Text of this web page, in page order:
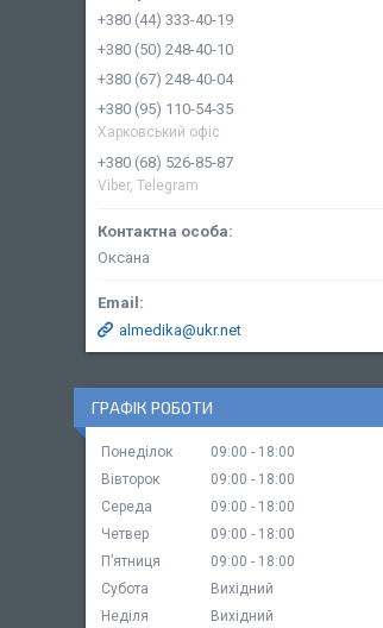
+380 (44) 333-40-19
+380 (50) 248-40-10
+380 (67) 248-40-04
+380 (95) 110-54-35
Харковський офіс
+380 (68) 526-85-87
Viber, Telegram
Оксана
almedika@ukr.net
ГРАФІК РОБОТИ
Понеділок 09:00
18:00
Вівторок
09:00
18:00
Середа
09:00
18:00
Четвер
09:00
18:00
Пʼятниця
09:00
18:00
Субота
Вихідний
Неділя
Вихідний